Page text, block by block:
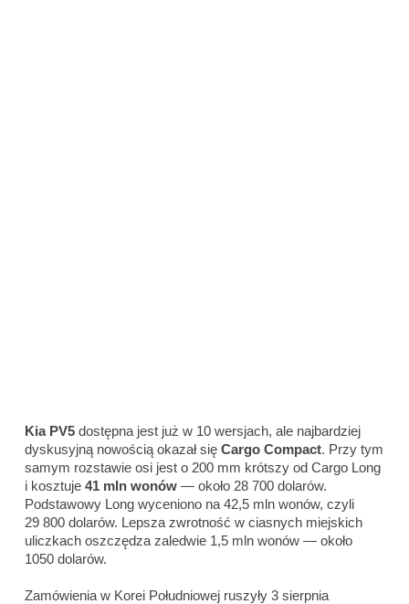
Kia PV5 dostępna jest już w 10 wersjach, ale najbardziej
dyskusyjną nowością okazał się Cargo Compact. Przy tym
samym rozstawie osi jest o 200 mm krótszy od Cargo Long
i kosztuje 41 mln wonów — około 28 700 dolarów.
Podstawowy Long wyceniono na 42,5 mln wonów, czyli
29 800 dolarów. Lepsza zwrotność w ciasnych miejskich
uliczkach oszczędza zaledwie 1,5 mln wonów — około
1050 dolarów.
Zamówienia w Korei Południowej ruszyły 3 sierpnia